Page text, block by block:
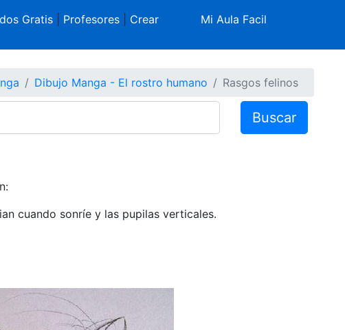
Gratis| Profesores| Crear
Mi Aula Facil
Dibujo Manga - El rostro humano Rasgos felinos
Buscar
cuando sonríe y las pupilas verticales.